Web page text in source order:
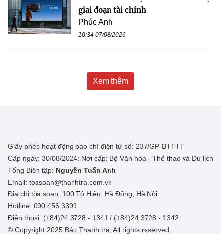
giai đoạn tài chính
Phúc Anh
10:34 07/08/2026
Xem thêm
Giấy phép hoạt động báo chí điện tử số: 237/GP-BTTTT
Cấp ngày: 30/08/2024; Nơi cấp: Bộ Văn hóa - Thể thao và Du lịch
Tổng Biên tập: Nguyễn Tuấn Anh
Email: toasoan@thanhtra.com.vn
Địa chỉ tòa soạn: 100 Tô Hiệu, Hà Đông, Hà Nội.
Hotline: 090.456.3399
Điện thoại: (+84)24 3728 - 1341 / (+84)24 3728 - 1342
© Copyright 2025 Báo Thanh tra, All rights reserved